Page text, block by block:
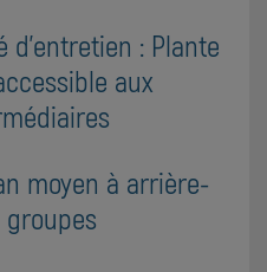
d'entretien : Plante
aux
moyen à arrière-